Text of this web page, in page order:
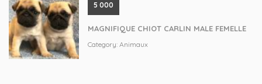
5 000
MAGNIFIQUE CHIOT CARLIN MALE FEMELLE
Category: Animaux